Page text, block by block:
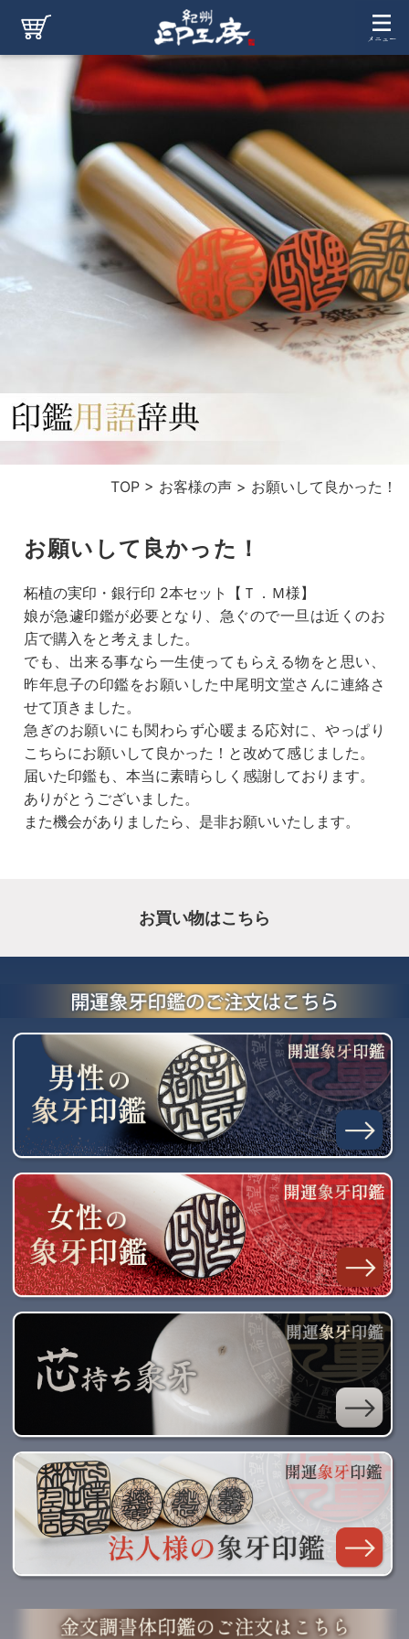
TOP> お客様の声> お願いして良かった！
お願いして良かった！
柘植の実印・銀行印 2本セット【Ｔ．Ｍ様】
娘が急遽印鑑が必要となり、急ぐので一旦は近くのお
店で購入をと考えました。
でも、出来る事なら一生使ってもらえる物をと思い、
昨年息子の印鑑をお願いした中尾明文堂さんに連絡さ
せて頂きました。
急ぎのお願いにも関わらず心暖まる応対に、やっぱり
こちらにお願いして良かった！と改めて感じました。
届いた印鑑も、本当に素晴らしく感謝しております。
ありがとうございました。
また機会がありましたら、是非お願いいたします。
お買い物はこちら